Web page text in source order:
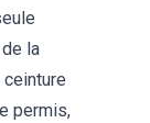
la
permis,